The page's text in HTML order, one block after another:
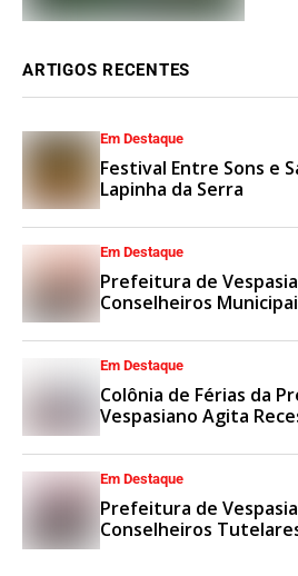
ARTIGOS RECENTES
Em Destaque
Festival Entre Sons e
Lapinha da Serra
Em Destaque
Prefeitura de
Conselheiros
Em Destaque
Colônia de Férias da
Vespasiano Agita
Em Destaque
Prefeitura de
Conselheiros